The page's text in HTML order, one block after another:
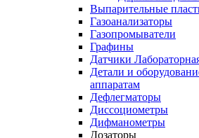
Выпарительные
Газоанализаторы
Газопромыватели
Графины
Датчики
Детали и
аппаратам
Дефлегматоры
Диссоциометры
Дифманометры
Дозаторы